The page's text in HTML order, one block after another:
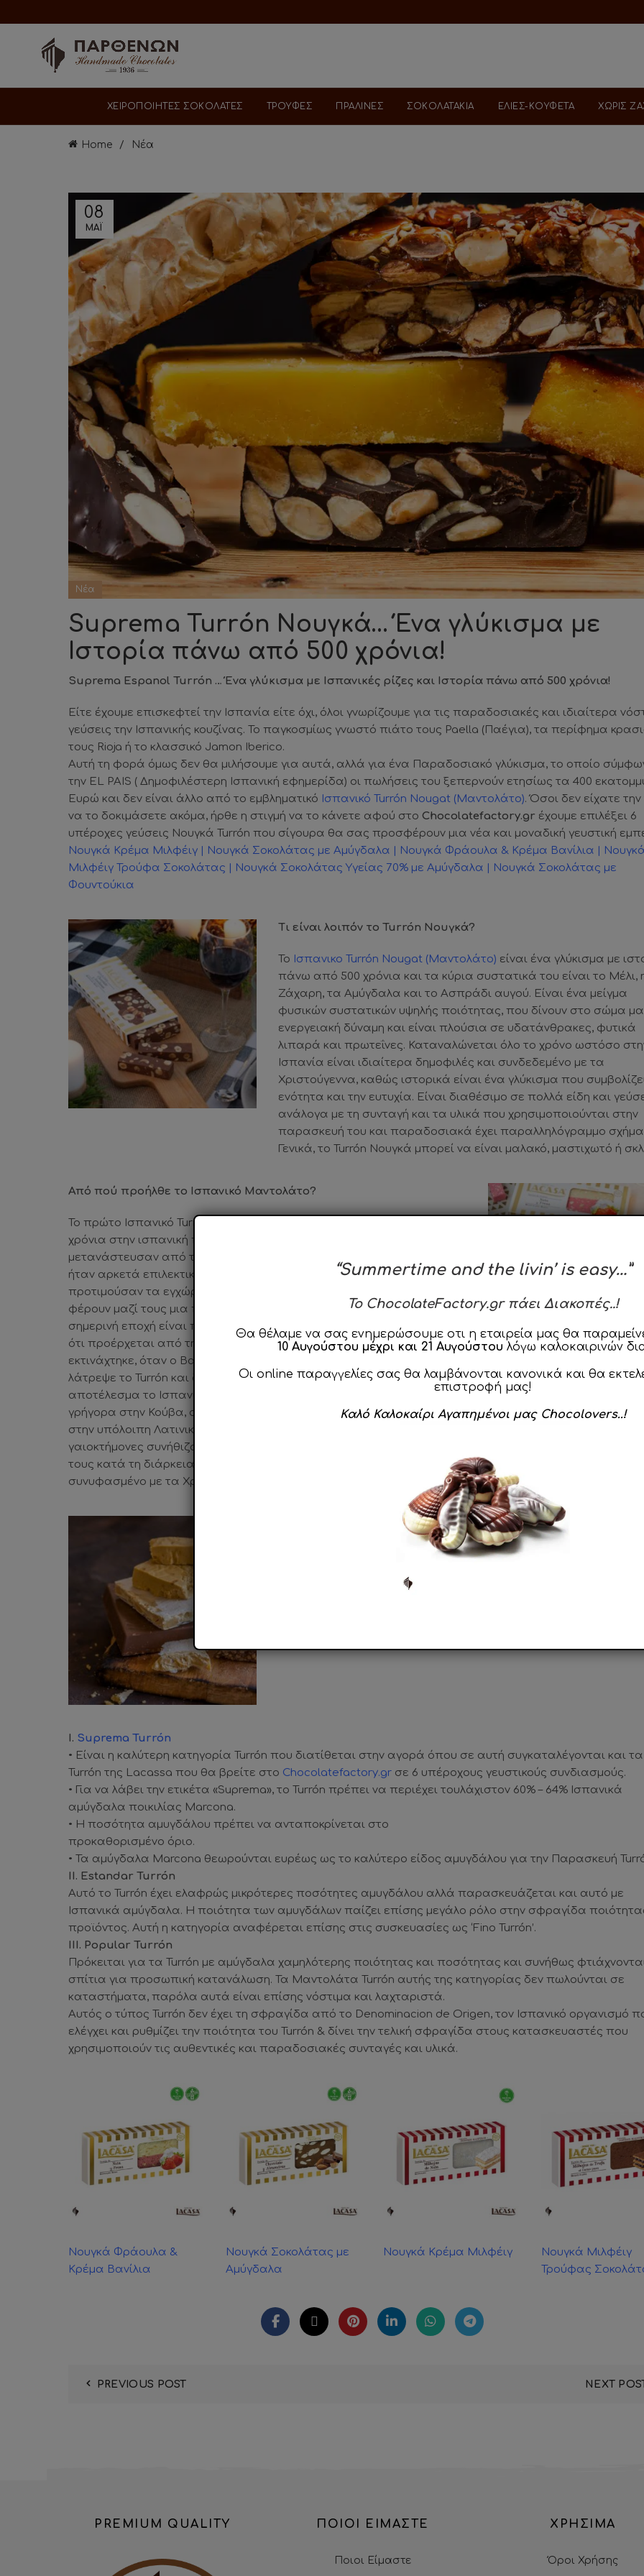
ΧΕΙΡΟΠΟΙΗΤΕΣ ΣΟΚΟΛΑΤΕΣ ΤΡΟΥΦΕΣ ΠΡΑΛΙΝΕΣ ΣΟΚΟΛΑΤΑΚΙΑ ΕΛΙΕΣ-ΚΟΥΦΕΤΑ ΧΩΡΙΣ
Home Νέα
08
ΜΑΪ
Νέα
Suprema Turrón Νουγκά… Ένα γλύκισμα με
Ιστορία πάνω από 500 χρόνια!
Suprema Espanol Turrón … Ένα γλύκισμα με Ισπανικές ρίζες και Ιστορία πάνω από 500 χρόνια!
Είτε έχουμε επισκεφτεί την Ισπανία είτε όχι, όλοι γνωρίζουμε για τις παραδοσιακές και ιδιαίτερα
γεύσεις την Ισπανικής κουζίνας. Το παγκοσμίως γνωστό πιάτο τους Paella (Παέγια), τα περίφημα
τους Rioja ή το κλασσικό Jamon Iberico.
Αυτή τη φορά όμως δεν θα μιλήσουμε για αυτά, αλλά για ένα Παραδοσιακό γλύκισμα, το οποίο
την EL PAIS ( Δημοφιλέστερη Ισπανική εφημερίδα) οι πωλήσεις του ξεπερνούν ετησίως τα 400
Ευρώ και δεν είναι άλλο από το εμβληματικό Ισπανικό Turrón Nougat (Μαντολάτο). Όσοι δεν είχατε την
να το δοκιμάσετε ακόμα, ήρθε η στιγμή να το κάνετε αφού στο Chocolatefactory.gr έχουμε επιλέξει 6
υπέροχες γεύσεις Νουγκά Turrón που σίγουρα θα σας προσφέρουν μια νέα και μοναδική γευστική
Νουγκά Κρέμα Μιλφέιγ| Νουγκά Σοκολάτας με Αμύγδαλα Νουγκά Φράουλα & Κρέμα Βανίλια
Μιλφέιγ Τρούφα Σοκολάτας
Νουγκά Σοκολάτας Υγείας 70% με Αμύγδαλα
Νουγκά Σοκολάτας με
Φουντούκια
Τι είναι λοιπόν το Turrón Νουγκά?
Το Ισπανικο Turrón Nougat (Μαντολάτο) είναι ένα γλύκισμα με
πάνω από 500 χρόνια και τα κύρια συστατικά του είναι το Μέλι,
Ζάχαρη, τα Αμύγδαλα και το Ασπράδι αυγού. Είναι ένα μείγμα
φυσικών συστατικών υψηλής ποιότητας, που δίνουν στο σώμα
ενεργειακή δύναμη και είναι πλούσια σε υδατάνθρακες, φυτικά
λιπαρά και πρωτεΐνες. Καταναλώνεται όλο το χρόνο ωστόσο
Ισπανία είναι ιδιαίτερα δημοφιλές και συνδεδεμένο με τα
Χριστούγεννα, καθώς ιστορικά είναι ένα γλύκισμα που
ενότητα και την ευτυχία. Είναι διαθέσιμο σε πολλά είδη και
ανάλογα με τη συνταγή και τα υλικά που χρησιμοποιούνται στην
παρασκευή του και παραδοσιακά έχει παραλληλόγραμμο
Γενικά, το Turrón Νουγκά μπορεί να είναι μαλακό, μαστιχωτό ή
Από πού προήλθε το Ισπανικό Μαντολάτο?
Το πρώτο Ισπανικό Turrón παρασκευάστηκε πριν από περίπου 500
χρόνια στην ισπανική πόλη Jijona, από Μαυριτανούς αποίκους που
μετανάστευσαν από τη Μέση Ανατολή στην Ισπανία. Οι Μαυριτανοί
ήταν αρκετά επιλεκτικοί με τις τροφές τους και ως εκ τούτου
προτιμούσαν τα εγχώρια εδέσματά τους, έτσι αποφάσισαν να
φέρουν μαζί τους μια πλούσια γαστρονομική κληρονομιά. Αν και τη
σημερινή εποχή είναι πιο δημοφιλές στους Ισπανούς λίγοι γνωρίζουν
ότι προέρχεται από την Αραβική Χερσόνησο. Η ζήτησή του Turrón
εκτινάχτηκε, όταν ο Βασιλιάς της Ισπανίας Φίλιππος Β’ (1527 – 1598)
λάτρεψε το Turrón και δεν δίσταζε να το επαινεί σε κάθε ευκαιρία, με
αποτέλεσμα το Ισπανικό Μαντολάτο Turron να εξαπλωθεί πολύ
γρήγορα στην Κούβα, σε άλλα μέρη της Καραϊβικής και αργότερα και
στην υπόλοιπη Λατινική Αμερική. Σύμφωνα με Ιστορικούς, οι Ισπανοί
γαιοκτήμονες συνήθιζαν να προσφέρουν Turrón Νουγκά στους εργάτες
τους κατά τη διάρκεια των Χριστουγέννων, γι αυτό και είναι ένα γλυκό
συνυφασμένο με τα Χριστούγεννα στην Ισπανική κουλτούρα.
Τα είδη του Ισπανικού Turrón
To Turrón κατατάσετε σε 3 κατηγορίες ποιότητας και οι τιμές τους
Ι. Suprema Turrón
• Είναι η καλύτερη κατηγορία Turrón που διατίθεται στην αγορά όπου σε αυτή συγκαταλέγονται και τα
Turrón της Lacassa που θα βρείτε στο Chocolatefactory.grσε 6 υπέροχους γευστικούς συνδιασμούς.
• Για να λάβει την ετικέτα «Suprema», το Turrón πρέπει να περιέχει τουλάχιστον 60% – 64% Ισπανικά
αμύγδαλα ποικιλίας Marcona.
• Η ποσότητα αμυγδάλου πρέπει να ανταποκρίνεται στο
προκαθορισμένο όριο.
• Τα αμύγδαλα Marcona θεωρούνται ευρέως ως το καλύτερο είδος αμυγδάλου για την Παρασκευή
ΙΙ. Estandar Turrón
Αυτό το Turrón έχει ελαφρώς μικρότερες ποσότητες αμυγδάλου αλλά παρασκευάζεται και αυτό με
Ισπανικά αμύγδαλα. Η ποιότητα των αμυγδάλων παίζει επίσης μεγάλο ρόλο στην σφραγίδα
προϊόντος. Αυτή η κατηγορία αναφέρεται επίσης στις συσκευασίες ως ‘Fino Turrón’.
III. Popular Turrón
Πρόκειται για τα Turrón με αμύγδαλα χαμηλότερης ποιότητας και ποσότητας και συνήθως
σπίτια για προσωπική κατανάλωση. Τα Μαντολάτα Turrón αυτής της κατηγορίας δεν πωλούνται σε
καταστήματα, παρόλα αυτά είναι επίσης νόστιμα και λαχταριστά.
Αυτός ο τύπος Turrón δεν έχει τη σφραγίδα από το Denominacion de Origen, τον Ισπανικό οργανισμό
ελέγχει και ρυθμίζει την ποιότητα του Turrón & δίνει την τελική σφραγίδα στους κατασκευαστές που
χρησιμοποιούν τις αυθεντικές και παραδοσιακές συνταγές και υλικά.
Νουγκά Φράουλα &
Κρέμα Βανίλια
Νουγκά Σοκολάτας με
Αμύγδαλα
Νουγκά Κρέμα Μιλφέιγ
Νουγκά Μιλφέιγ
Τρούφας
PREVIOUS POST NEXT
PREMIUM QUALITY ΠΟΙΟΙ ΕΙΜΑΣΤΕ
Ποιοι Είμαστε
ΧΡΗΣΙΜΑ
Όροι Χρήσης
“Summertime and the livin’ is easy…”
To ChocolateFactory.gr πάει Διακοπές..!
Θα θέλαμε να σας ενημερώσουμε οτι η εταιρεία μας θα
10 Αυγούστου μέχρι και 21 Αυγούστου λόγω καλοκαιρινών
Οι online παραγγελίες σας θα λαμβάνονται κανονικά και θα
επιστροφή μας!
Καλό Καλοκαίρι Αγαπημένοι μας Chocolovers..!